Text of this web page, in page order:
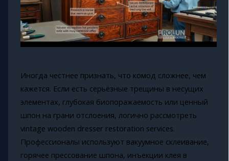
Иногда честнее признать, что комод сложнее, чем
кажется. Если есть серьёзные трещины в несущих
элементах, глубокая биопоражаемость или ценный
шпон на грани отслоения, логично рассмотреть
vintage wooden dresser restoration services.
Профессионалы используют вакуумное склеивание,
горячее прессование шпона, инъекции клея в